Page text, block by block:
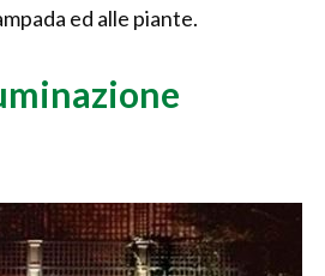
ed alle piante.